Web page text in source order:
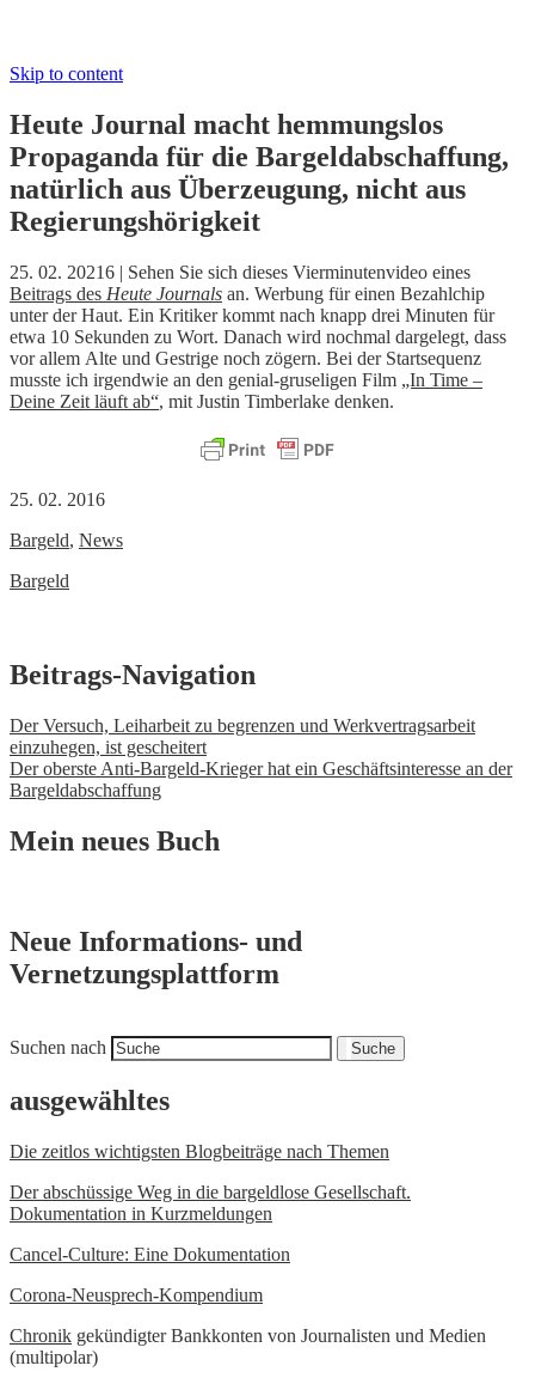
Skip to content
Heute Journal macht hemmungslos
Propaganda für die Bargeldabschaffung,
natürlich aus Überzeugung, nicht aus
Regierungshörigkeit
25. 02. 20216 | Sehen Sie sich dieses Vierminutenvideo eines
Beitrags des Heute Journals an. Werbung für einen Bezahlchip
unter der Haut. Ein Kritiker kommt nach knapp drei Minuten für
etwa 10 Sekunden zu Wort. Danach wird nochmal dargelegt, dass
vor allem Alte und Gestrige noch zögern. Bei der Startsequenz
musste ich irgendwie an den genial-gruseligen Film „In Time –
Deine Zeit läuft ab“, mit Justin Timberlake denken.
25. 02. 2016
Bargeld, News
Bargeld
Beitrags-Navigation
Der Versuch, Leiharbeit zu begrenzen und Werkvertragsarbeit
einzuhegen, ist gescheitert
Der oberste Anti-Bargeld-Krieger hat ein Geschäftsinteresse an der
Bargeldabschaffung
Mein neues Buch
Neue Informations- und
Vernetzungsplattform
Suchen nach Suche
ausgewähltes
Die zeitlos wichtigsten Blogbeiträge nach Themen
Der abschüssige Weg in die bargeldlose Gesellschaft.
Dokumentation in Kurzmeldungen
Cancel-Culture: Eine Dokumentation
Corona-Neusprech-Kompendium
Chronik gekündigter Bankkonten von Journalisten und Medien
(multipolar)